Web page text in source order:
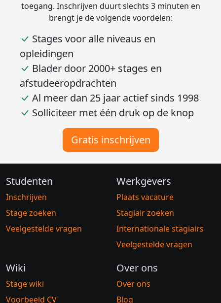
toegang. Inschrijven duurt slechts 3 minuten en
brengt je de volgende voordelen:
Stages voor alle niveaus en
opleidingen
Blader door 2000+ stages en
afstudeeropdrachten
Al meer dan 25 jaar actief sinds 1998
Solliciteer met één druk op de knop
Gratis inschrijven
Studenten
Inschrijven
Stage zoeken
Veelgestelde vragen
Werkgevers
Plaats vacature
Stagiair zoeken
Internationale stagiairs
Veelgestelde vragen
Wiki
Stage wiki
Voorbeeld CV
Over ons
Over ons
Blog